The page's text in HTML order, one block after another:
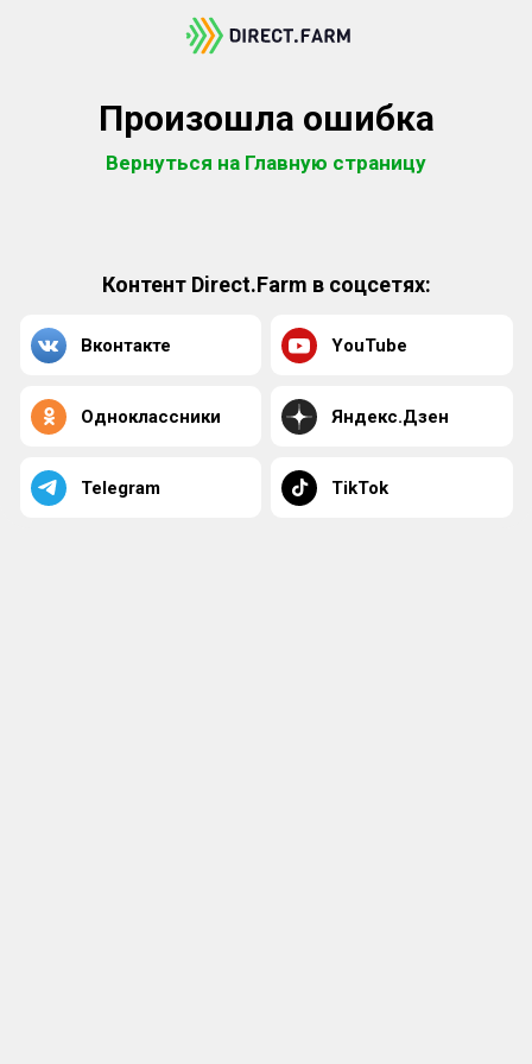
Произошла ошибка
Вернуться на Главную страницу
Контент Direct.Farm в соцсетях:
Вконтакте YouTube
Одноклассники Яндекс.Дзен
Telegram TikTok